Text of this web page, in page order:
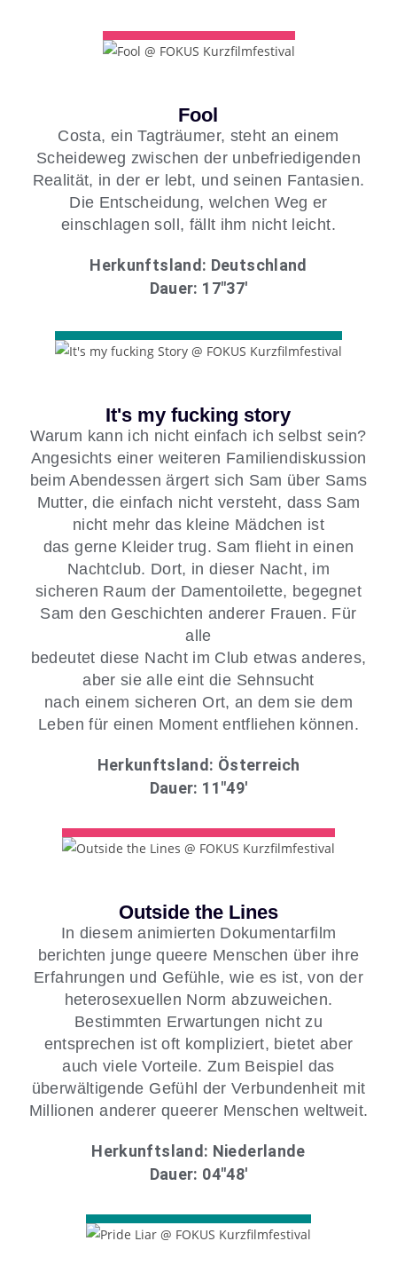
Fool
Costa, ein Tagträumer, steht an einem
Scheideweg zwischen der unbefriedigenden
Realität, in der er lebt, und seinen Fantasien.
Die Entscheidung, welchen Weg er
einschlagen soll, fällt ihm nicht leicht.
Herkunftsland: Deutschland
Dauer: 17″37′
It's my fucking story
Warum kann ich nicht einfach ich selbst sein?
Angesichts einer weiteren Familiendiskussion
beim Abendessen ärgert sich Sam über Sams
Mutter, die einfach nicht versteht, dass Sam
nicht mehr das kleine Mädchen ist
das gerne Kleider trug. Sam flieht in einen
Nachtclub. Dort, in dieser Nacht, im
sicheren Raum der Damentoilette, begegnet
Sam den Geschichten anderer Frauen. Für
alle
bedeutet diese Nacht im Club etwas anderes,
aber sie alle eint die Sehnsucht
nach einem sicheren Ort, an dem sie dem
Leben für einen Moment entfliehen können.
Herkunftsland: Österreich
Dauer: 11″49′
Outside the Lines
In diesem animierten Dokumentarfilm
berichten junge queere Menschen über ihre
Erfahrungen und Gefühle, wie es ist, von der
heterosexuellen Norm abzuweichen.
Bestimmten Erwartungen nicht zu
entsprechen ist oft kompliziert, bietet aber
auch viele Vorteile. Zum Beispiel das
überwältigende Gefühl der Verbundenheit mit
Millionen anderer queerer Menschen weltweit.
Herkunftsland: Niederlande
Dauer: 04″48′